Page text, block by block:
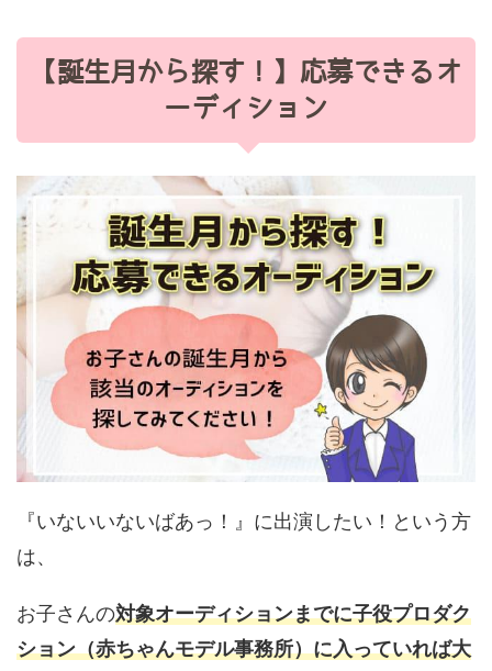
【誕生月から探す！】応募できるオ
ーディション
『いないいないばあっ！』に出演したい！という方
は、
お子さんの対象オーディションまでに子役プロダク
ション（赤ちゃんモデル事務所）に入っていれば大